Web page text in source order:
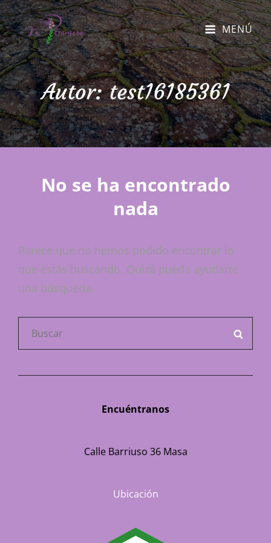
MENÚ
Autor:test16185361
No se ha encontrado
nada
Parece que no hemos podido encontrar lo
que estás buscando. Quizá pueda ayudarte
una búsqueda.
Encuéntranos
Calle Barriuso 36 Masa
Ubicación